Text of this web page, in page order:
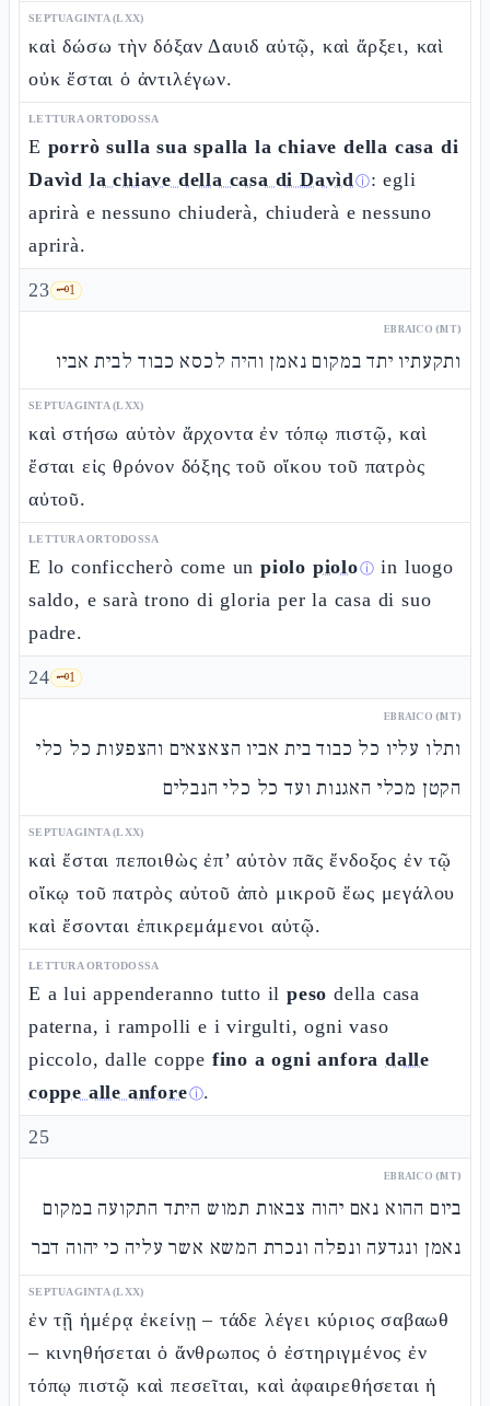
SEPTUAGINTA (LXX)
καὶ δώσω τὴν δόξαν Δαυιδ αὐτῷ, καὶ ἄρξει, καὶ
οὐκ ἔσται ὁ ἀντιλέγων.
LETTURA ORTODOSSA
E porrò sulla sua spalla la chiave della casa di
Davìd la chiave della casa di Davìdⓘ: egli
aprirà e nessuno chiuderà, chiuderà e nessuno
aprirà.
23 🗝️1
EBRAICO (MT)
ותקעתיו יתד במקום נאמן והיה לכסא כבוד לבית אביו
SEPTUAGINTA (LXX)
καὶ στήσω αὐτὸν ἄρχοντα ἐν τόπῳ πιστῷ, καὶ
ἔσται εἰς θρόνον δόξης τοῦ οἴκου τοῦ πατρὸς
αὐτοῦ.
LETTURA ORTODOSSA
E lo conficcherò come un piolo pioloⓘ in luogo
saldo, e sarà trono di gloria per la casa di suo
padre.
24 🗝️1
EBRAICO (MT)
ותלו עליו כל כבוד בית אביו הצאצאים והצפעות כל כלי
הקטן מכלי האגנות ועד כל כלי הנבלים
SEPTUAGINTA (LXX)
καὶ ἔσται πεποιθὼς ἐπ’ αὐτὸν πᾶς ἔνδοξος ἐν τῷ
οἴκῳ τοῦ πατρὸς αὐτοῦ ἀπὸ μικροῦ ἕως μεγάλου
καὶ ἔσονται ἐπικρεμάμενοι αὐτῷ.
LETTURA ORTODOSSA
E a lui appenderanno tutto il peso della casa
paterna, i rampolli e i virgulti, ogni vaso
piccolo, dalle coppe fino a ogni anfora dalle
coppe alle anforeⓘ.
25
EBRAICO (MT)
ביום ההוא נאם יהוה צבאות תמוש היתד התקועה במקום
נאמן ונגדעה ונפלה ונכרת המשא אשר עליה כי יהוה דבר
SEPTUAGINTA (LXX)
ἐν τῇ ἡμέρᾳ ἐκείνῃ – τάδε λέγει κύριος σαβαωθ
– κινηθήσεται ὁ ἄνθρωπος ὁ ἐστηριγμένος ἐν
τόπῳ πιστῷ καὶ πεσεῖται, καὶ ἀφαιρεθήσεται ἡ